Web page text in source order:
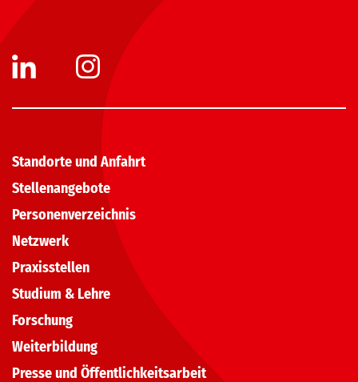
Standorte und Anfahrt
Stellenangebote
Personenverzeichnis
Netzwerk
Praxisstellen
Studium & Lehre
Forschung
Weiterbildung
Presse und Öffentlichkeitsarbeit